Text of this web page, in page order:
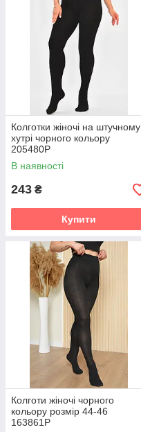
Колготки жіночі на штучному
хутрі чорного кольору
205480P
В наявності
243 ₴
Купити
Колготи жіночі чорного
кольору розмір 44-46
163861P